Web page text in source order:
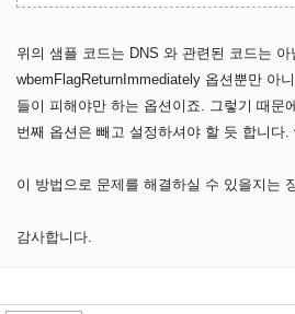
위의 샘플 코드는 DNS 와 관련된 코드는
wbemFlagReturnImmediately 옵션뿐만 아
들이 피해야만 하는 옵션이죠. 그렇기 때문
번째 옵션은 빼고 설정하셔야 할 듯 합니다.
이 방법으로 문제를 해결하실 수 있을지는
감사합니다.